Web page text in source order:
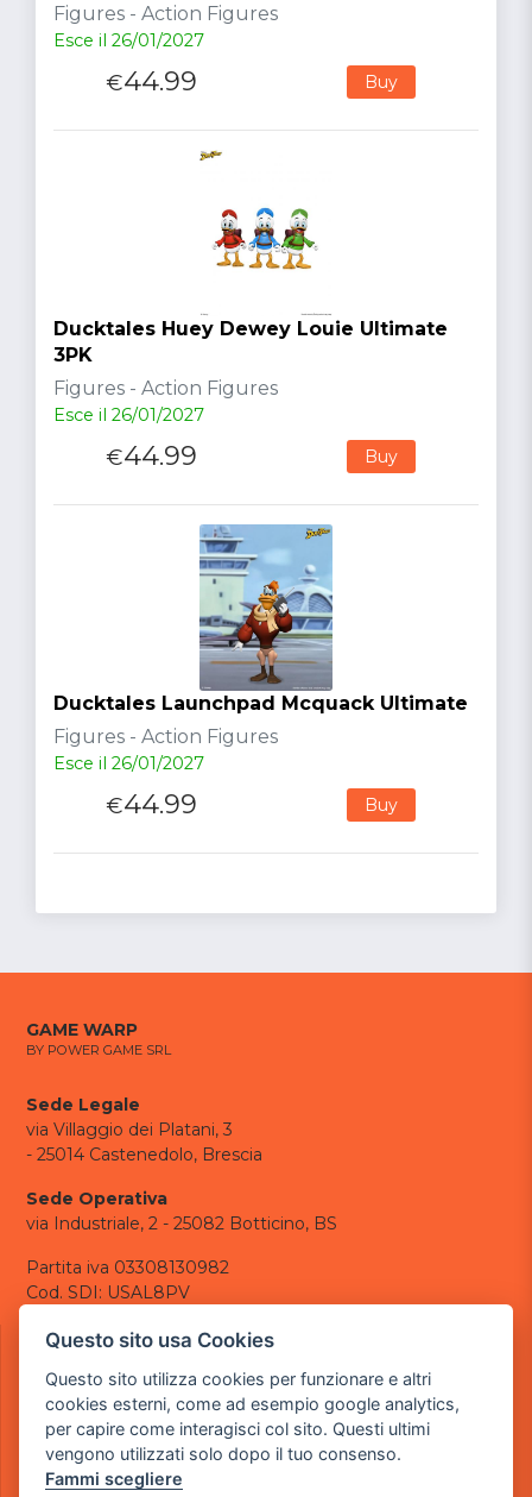
Figures - Action Figures
Esce il 26/01/2027
€44.99 Buy
Ducktales Huey Dewey Louie Ultimate
3PK
Figures - Action Figures
Esce il 26/01/2027
€44.99 Buy
Ducktales Launchpad Mcquack Ultimate
Figures - Action Figures
Esce il 26/01/2027
€44.99 Buy
GAME WARP
BY POWER GAME SRL
Sede Legale
via Villaggio dei Platani, 3
- 25014 Castenedolo, Brescia
Sede Operativa
via Industriale, 2 - 25082 Botticino, BS
Partita iva 03308130982
Cod. SDI: USAL8PV
CONTATTI
tel.: +39 030 376 2377
tel.: +39 030 336 6259
pec:powergamesrl@legalmail.it
LINK UTILI
Questo sito usa Cookies
Questo sito utilizza cookies per funzionare e altri
cookies esterni, come ad esempio google analytics,
per capire come interagisci col sito. Questi ultimi
vengono utilizzati solo dopo il tuo consenso.
Fammi scegliere